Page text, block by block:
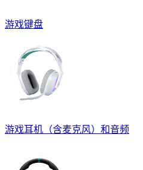
游戏键盘
游戏耳机（含麦克风）和音频